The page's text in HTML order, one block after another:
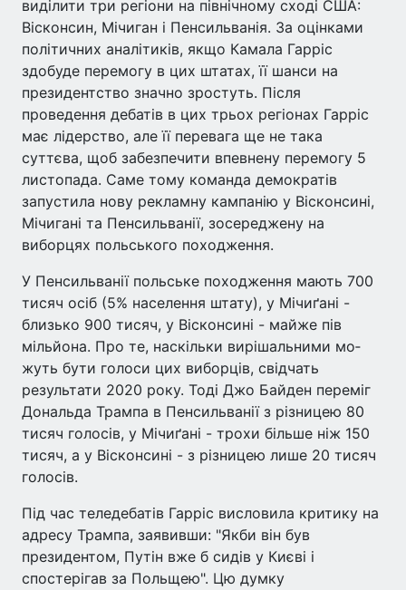
виділити три регіони на північному сході США:
Вісконсин, Мічиган і Пенсильванія. За оцінками
політичних аналітиків, якщо Камала Гарріс
здобуде перемогу в цих штатах, її шанси на
президентство значно зростуть. Після
проведення дебатів в цих трьох регіонах Гарріс
має лідерство, але її перевага ще не така
суттєва, щоб забезпечити впевнену перемогу 5
листопада. Саме тому команда демократів
запустила нову рекламну кампанію у Вісконсині,
Мічигані та Пенсильванії, зосереджену на
виборцях польського походження.
У Пенсильванії польське по­ходження мають 700
тисяч осіб (5% населення штату), у Мічиґа­ні -
близько 900 тисяч, у Віскон­сині - майже пів
мільйона. Про те, наскільки вирішальними мо­
жуть бути голоси цих виборців, свідчать
результати 2020 року. Тоді Джо Байден переміг
До­нальда Трампа в Пенсильванії з різницею 80
тисяч голосів, у Мі­чиґані - трохи більше ніж 150
ти­сяч, а у Вісконсині - з різницею лише 20 тисяч
голосів.
Під час теледебатів Гарріс висловила критику на
адресу Трампа, заявивши: "Якби він був
президентом, Путін вже б сидів у Києві і
спостерігав за Польщею". Цю думку